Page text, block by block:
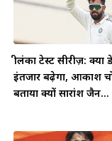
श्रीलंका टेस्ट सीरीज़: क्या
इंतजार बढ़ेगा, आकाश
बताया क्यों सारांश जैन...